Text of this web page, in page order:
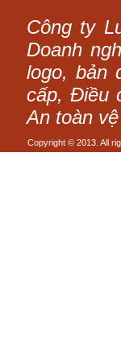
Công ty
Doanh
logo, bản
cấp, Điều
An toàn
Copyright © 2013. All